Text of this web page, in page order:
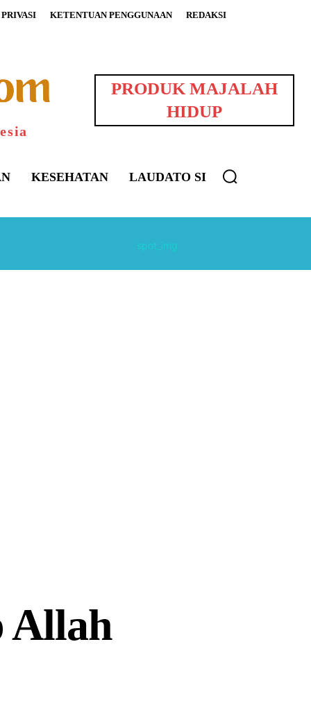
KETENTUAN PENGGUNAAN REDAKSI
PRODUK MAJALAH
HIDUP
KESEHATAN LAUDATO SI
Allah